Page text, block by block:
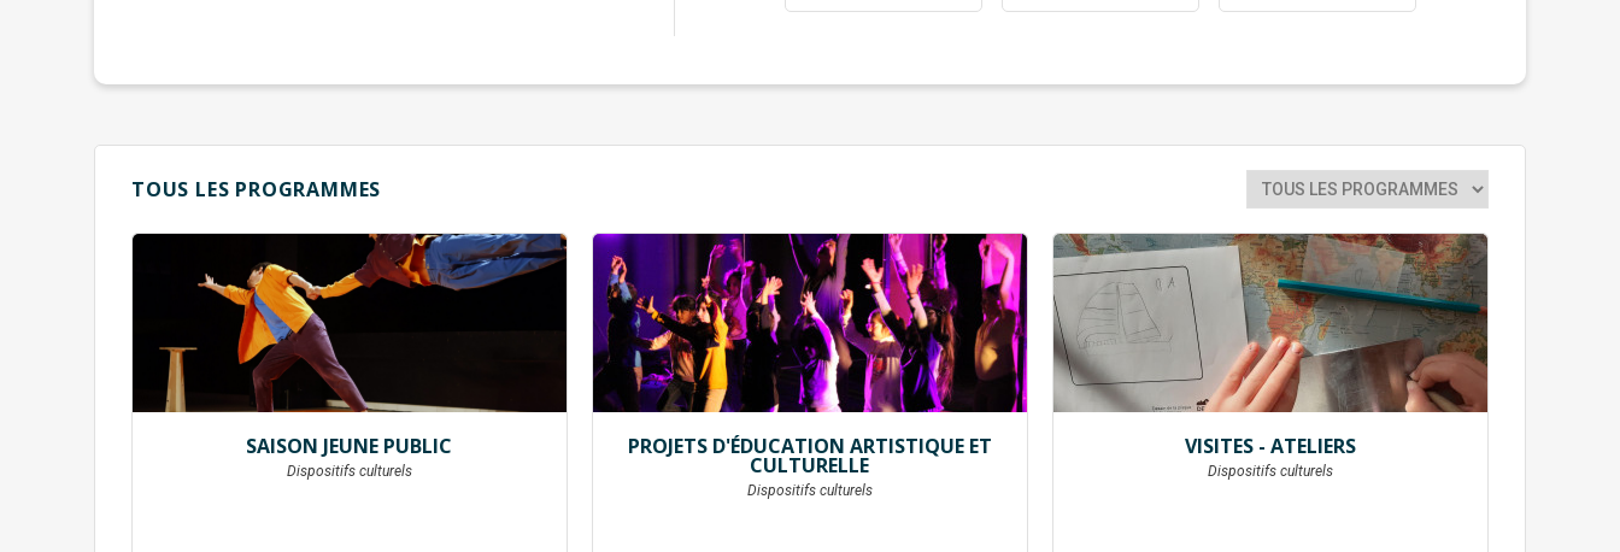
TOUS LES PROGRAMMES
SAISON JEUNE PUBLIC
Dispositifs culturels
PROJETS D'ÉDUCATION ARTISTIQUE ET
CULTURELLE
Dispositifs culturels
VISITES - ATELIERS
Dispositifs culturels